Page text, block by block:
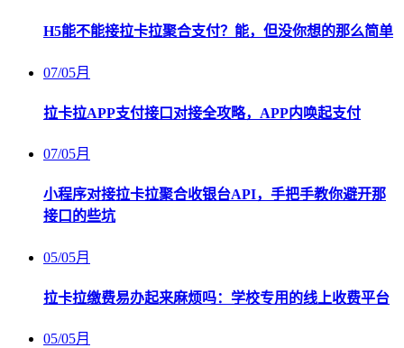
H5能不能接拉卡拉聚合支付？能，但没你想的那么简单
07/05月
拉卡拉APP支付接口对接全攻略，APP内唤起支付
07/05月
小程序对接拉卡拉聚合收银台API，手把手教你避开那
接口的些坑
05/05月
拉卡拉缴费易办起来麻烦吗：学校专用的线上收费平台
05/05月